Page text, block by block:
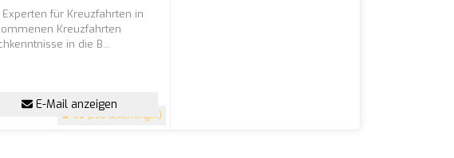
4.9 (200 Bewertungen)
für Kreuzfahrten in
Kreuzfahrten
in die B...
E-Mail anzeigen